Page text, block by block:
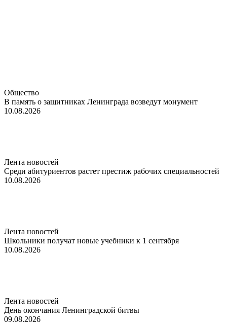
Общество
В память о защитниках Ленинграда возведут монумент
10.08.2026
Лента новостей
Среди абитуриентов растет престиж рабочих специальностей
10.08.2026
Лента новостей
Школьники получат новые учебники к 1 сентября
10.08.2026
Лента новостей
День окончания Ленинградской битвы
09.08.2026